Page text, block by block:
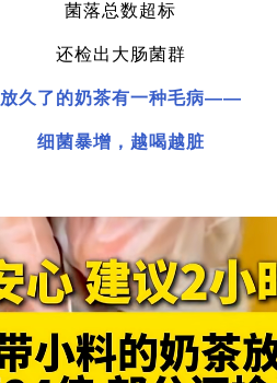
菌落总数超标
还检出大肠菌群
放久了的奶茶有一种毛病——
细菌暴增，越喝越脏